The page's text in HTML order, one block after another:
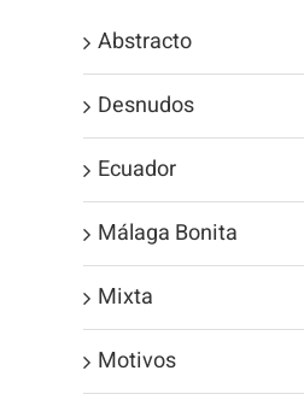
Abstracto
Desnudos
Ecuador
Málaga Bonita
Mixta
Motivos